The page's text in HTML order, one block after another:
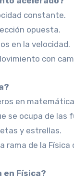
constante.
opuesta.
en la velocidad.
con
en
se ocupa de las
y estrellas.
rama de la
en Física?